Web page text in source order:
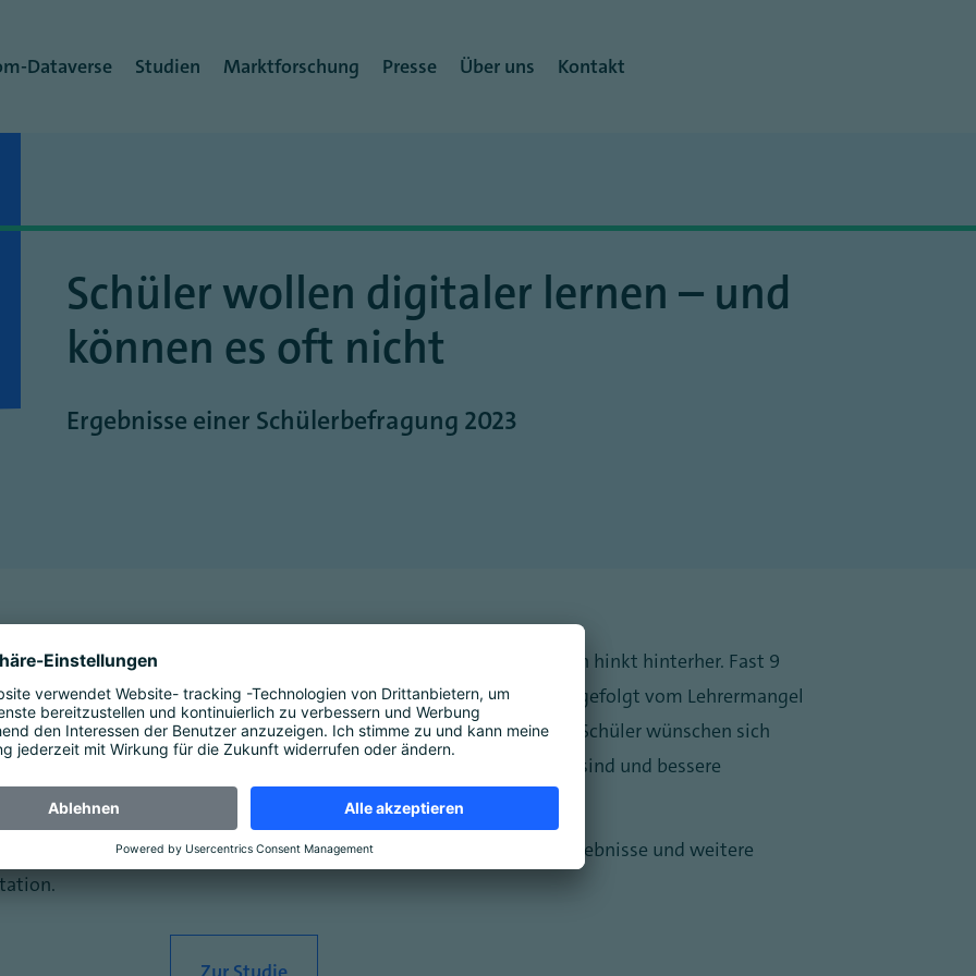
Schüler wollen digitaler lernen – und
können es oft nicht
Ergebnisse einer Schülerbefragung 2023
an digitaler Bildung ist hoch, aber die Digitalisierung der Schulen hinkt hinterher. Fast 9
oder fehlendes WLAN als dringlichstes Problem ihrer Schule, gefolgt vom Lehrermangel
Ausstattung ist auf Rang 3 der Problemliste, mit 56 Prozent. Die Schüler wünschen sich
dass sie durch den Einsatz digitaler Bildungsmedien motivierter sind und bessere
Umfrage von 504 Schülern zwischen 14 und 19 Jahren. Alle Ergebnisse und weitere
Dataverse Studien Marktforschung Presse Über uns Kontakt